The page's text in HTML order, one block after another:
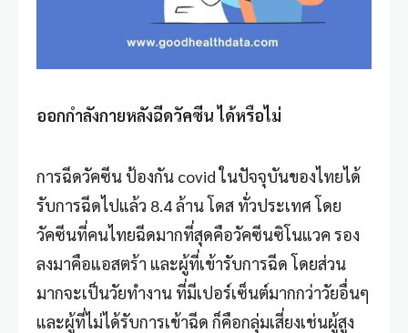
ออกกำลังกายหลังฉีดวัคซีน ได้หรือไม่
การฉีดวัคซีน ป้องกัน covidในปัจจุบันของไทยได้
รับการฉีดไปแล้ว 8.4 ล้าน โดส ทั่วประเทศ โดย
วัคซีนที่คนไทยฉีดมากที่สุดคือวัคซีนซิโนแวค รอง
ลงมาคือแอสตร้า และผู้ที่เข้ารับการฉีด โดยส่วน
มากจะเป็นวัยทำงาน ที่มีเปอร์เซ็นต์มากกว่าวัยอื่นๆ
และผู้ที่ไม่ได้รับการเข้าฉีด ก็คือกลุ่มเสี่ยงเช่นผู้สูง